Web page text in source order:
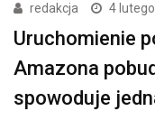
redakcja 4
Uruchomienie
Amazona
spowoduje